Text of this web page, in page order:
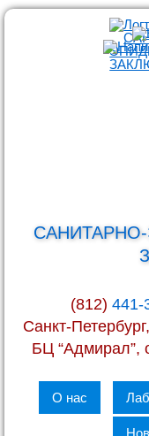
(812) 441-
Санкт-
БЦ “Адмирал”,
О нас